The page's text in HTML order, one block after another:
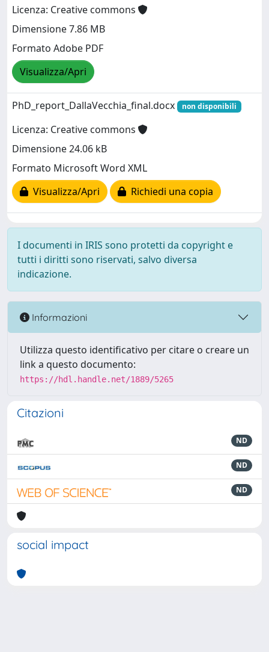
Licenza: Creative commons
Dimensione 7.86 MB
Formato Adobe PDF
Visualizza/Apri
PhD_report_DallaVecchia_final.docx non disponibili
Licenza: Creative commons
Dimensione 24.06 kB
Formato Microsoft Word XML
Visualizza/Apri
Richiedi una copia
I documenti in IRIS sono protetti da copyright e
tutti i diritti sono riservati, salvo diversa
indicazione.
Informazioni
Utilizza questo identificativo per citare o creare un
link a questo documento:
https://hdl.handle.net/1889/5265
Citazioni
ND
ND
ND
social impact